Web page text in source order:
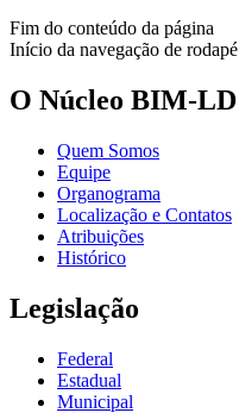
Fim do conteúdo da página
Início da navegação de rodapé
O Núcleo BIM-LD
Quem Somos
Equipe
Organograma
Localização e Contatos
Atribuições
Histórico
Legislação
Federal
Estadual
Municipal